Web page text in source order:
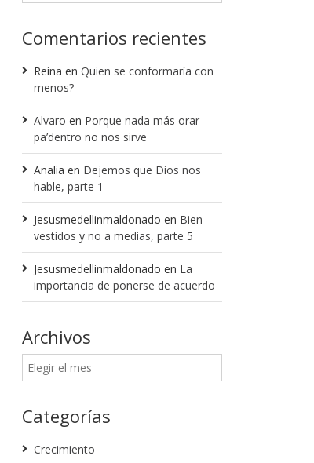
Comentarios recientes
Reina en Quien se conformaría con
menos?
Alvaro en Porque nada más orar
pa’dentro no nos sirve
Analia en Dejemos que Dios nos
hable, parte 1
Jesusmedellinmaldonado en Bien
vestidos y no a medias, parte 5
Jesusmedellinmaldonado en La
importancia de ponerse de acuerdo
Archivos
Categorías
Crecimiento